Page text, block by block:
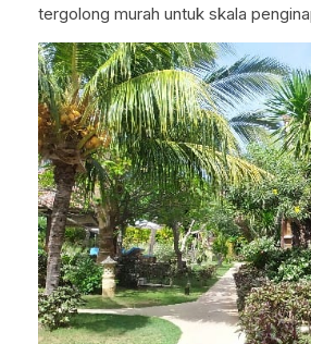
tergolong murah untuk skala